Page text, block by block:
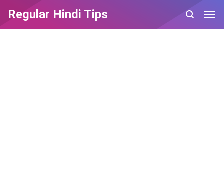
Regular Hindi Tips